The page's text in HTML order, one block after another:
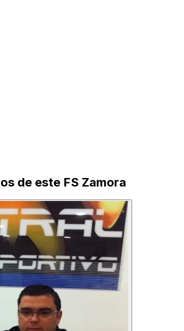
de este FS Zamora